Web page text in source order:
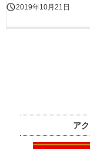
2019年10月21日